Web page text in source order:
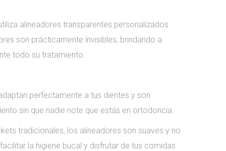
alineadores transparentes personalizados
son prácticamente invisibles, brindando a
todo su tratamiento.
perfectamente a tus dientes y son
sin que nadie note que estás en ortodoncia.
tradicionales, los alineadores son suaves y no
la higiene bucal y disfrutar de tus comidas